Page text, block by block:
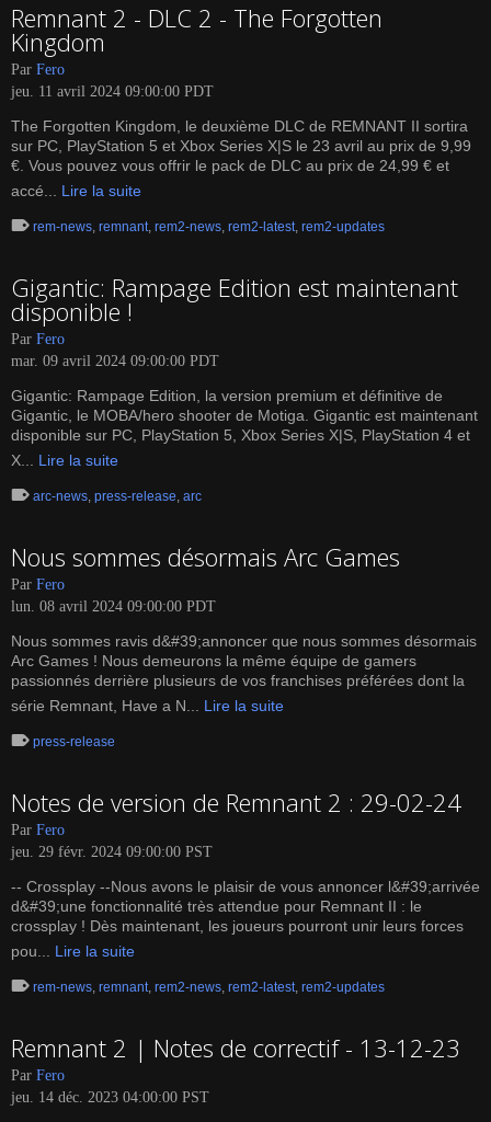
Remnant 2 - DLC 2 - The Forgotten
Kingdom
Par Fero
jeu. 11 avril 2024 09:00:00 PDT
The Forgotten Kingdom, le deuxième DLC de REMNANT II sortira
sur PC, PlayStation 5 et Xbox Series X|S le 23 avril au prix de 9,99
€. Vous pouvez vous offrir le pack de DLC au prix de 24,99 € et
accé... Lire la suite
rem-news, remnant, rem2-news, rem2-latest, rem2-updates
Gigantic: Rampage Edition est maintenant
disponible !
Par Fero
mar. 09 avril 2024 09:00:00 PDT
Gigantic: Rampage Edition, la version premium et définitive de
Gigantic, le MOBA/hero shooter de Motiga. Gigantic est maintenant
disponible sur PC, PlayStation 5, Xbox Series X|S, PlayStation 4 et
X... Lire la suite
arc-news, press-release, arc
Nous sommes désormais Arc Games
Par Fero
lun. 08 avril 2024 09:00:00 PDT
Nous sommes ravis d&#39;annoncer que nous sommes désormais
Arc Games ! Nous demeurons la même équipe de gamers
passionnés derrière plusieurs de vos franchises préférées dont la
série Remnant, Have a N... Lire la suite
press-release
Notes de version de Remnant 2 : 29-02-24
Par Fero
jeu. 29 févr. 2024 09:00:00 PST
-- Crossplay --Nous avons le plaisir de vous annoncer l&#39;arrivée
d&#39;une fonctionnalité très attendue pour Remnant II : le
crossplay ! Dès maintenant, les joueurs pourront unir leurs forces
pou... Lire la suite
rem-news, remnant, rem2-news, rem2-latest, rem2-updates
Remnant 2 | Notes de correctif - 13-12-23
Par Fero
jeu. 14 déc. 2023 04:00:00 PST